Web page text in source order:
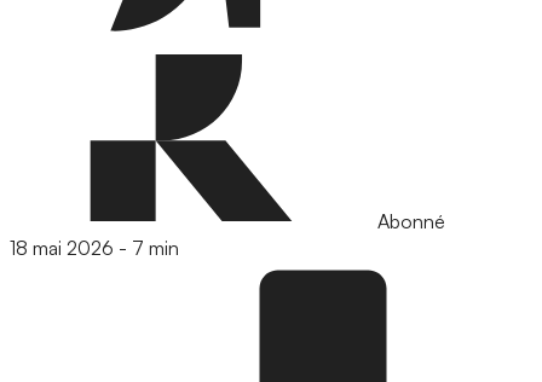
Abonné
18 mai 2026 - 7 min